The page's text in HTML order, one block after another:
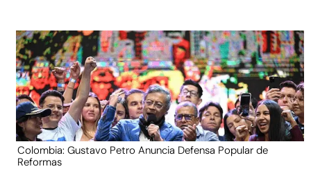
Colombia: Gustavo Petro Anuncia Defensa Popular de
Reformas